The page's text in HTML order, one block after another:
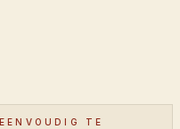
EENVOUDIG TE